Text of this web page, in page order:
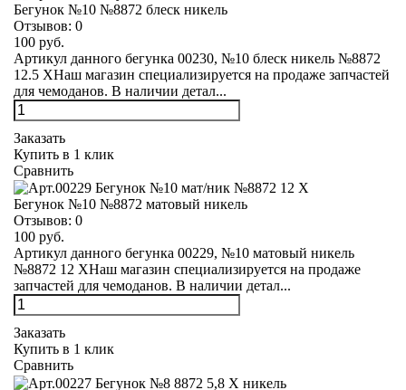
Бегунок №10 №8872 блеск никель
Отзывов: 0
100 руб.
Артикул данного бегунка 00230, №10 блеск никель №8872
12.5 XНаш магазин специализируется на продаже запчастей
для чемоданов. В наличии детал...
Заказать
Купить в 1 клик
Сравнить
Бегунок №10 №8872 матовый никель
Отзывов: 0
100 руб.
Артикул данного бегунка 00229, №10 матовый никель
№8872 12 XНаш магазин специализируется на продаже
запчастей для чемоданов. В наличии детал...
Заказать
Купить в 1 клик
Сравнить